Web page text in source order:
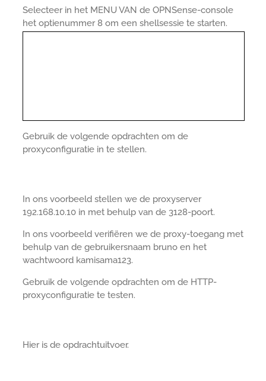
Selecteer in het MENU VAN de OPNSense-console
het optienummer 8 om een shellsessie te starten.
Gebruik de volgende opdrachten om de
proxyconfiguratie in te stellen.
In ons voorbeeld stellen we de proxyserver
192.168.10.10 in met behulp van de 3128-poort.
In ons voorbeeld verifiëren we de proxy-toegang met
behulp van de gebruikersnaam bruno en het
wachtwoord kamisama123.
Gebruik de volgende opdrachten om de HTTP-
proxyconfiguratie te testen.
Hier is de opdrachtuitvoer.